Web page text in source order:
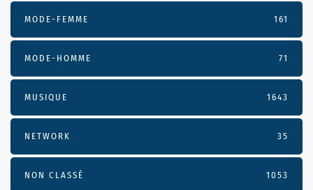
MODE-FEMME 161
MODE-HOMME 71
MUSIQUE 1643
NETWORK 35
NON CLASSÉ 1053